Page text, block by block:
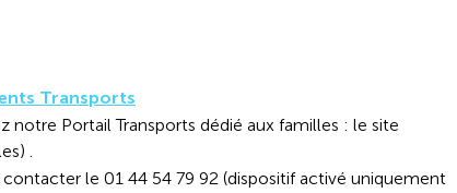
Transports
Portail Transports dédié aux familles : le site
.
contacter le 01 44 54 79 92 (dispositif activé uniquement